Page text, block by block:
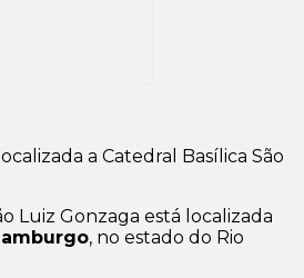
a Catedral Basílica São
Luiz Gonzaga está localizada
, no estado do Rio